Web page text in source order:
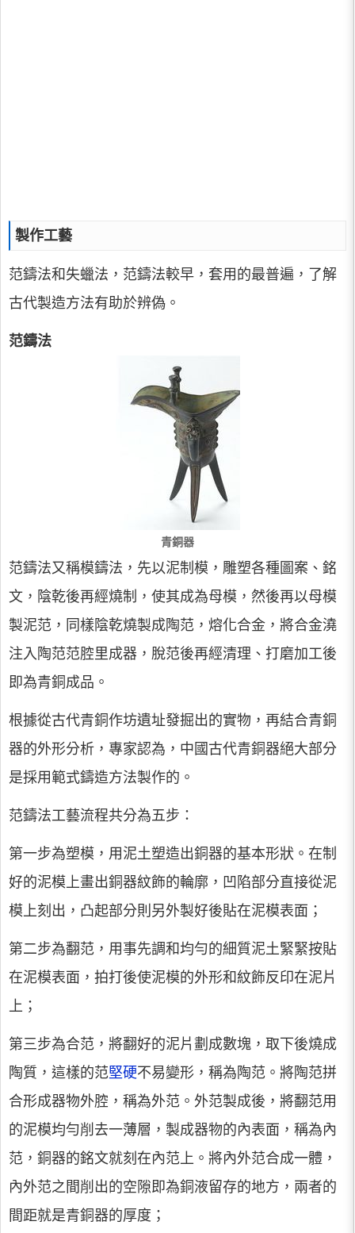
製作工藝
范鑄法和失蠟法，范鑄法較早，套用的最普遍，了解
古代製造方法有助於辨偽。
范鑄法
青銅器
范鑄法又稱模鑄法，先以泥制模，雕塑各種圖案、銘
文，陰乾後再經燒制，使其成為母模，然後再以母模
製泥范，同樣陰乾燒製成陶范，熔化合金，將合金澆
注入陶范范腔里成器，脫范後再經清理、打磨加工後
即為青銅成品。
根據從古代青銅作坊遺址發掘出的實物，再結合青銅
器的外形分析，專家認為，中國古代青銅器絕大部分
是採用範式鑄造方法製作的。
范鑄法工藝流程共分為五步：
第一步為塑模，用泥土塑造出銅器的基本形狀。在制
好的泥模上畫出銅器紋飾的輪廓，凹陷部分直接從泥
模上刻出，凸起部分則另外製好後貼在泥模表面；
第二步為翻范，用事先調和均勻的細質泥土緊緊按貼
在泥模表面，拍打後使泥模的外形和紋飾反印在泥片
上；
第三步為合范，將翻好的泥片劃成數塊，取下後燒成
陶質，這樣的范堅硬不易變形，稱為陶范。將陶范拼
合形成器物外腔，稱為外范。外范製成後，將翻范用
的泥模均勻削去一薄層，製成器物的內表面，稱為內
范，銅器的銘文就刻在內范上。將內外范合成一體，
內外范之間削出的空隙即為銅液留存的地方，兩者的
間距就是青銅器的厚度；